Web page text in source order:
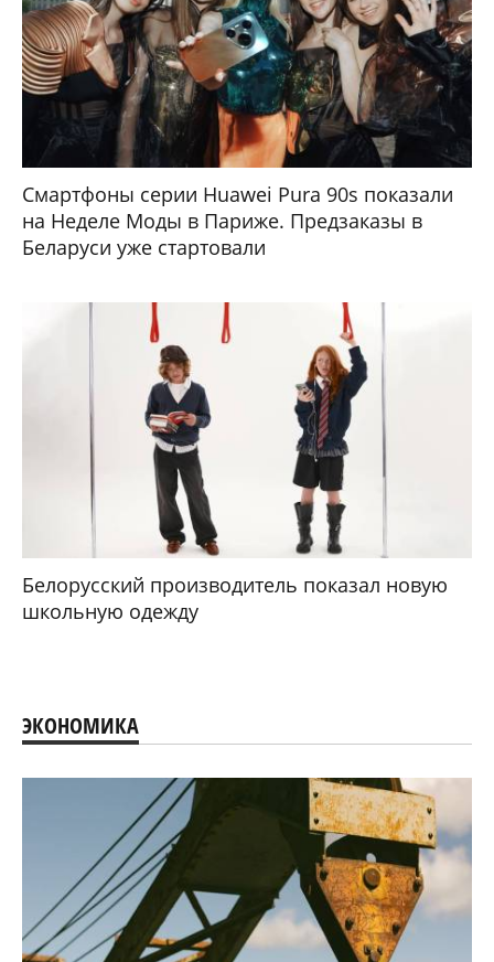
Смартфоны серии Huawei Pura 90s показали
на Неделе Моды в Париже. Предзаказы в
Беларуси уже стартовали
Белорусский производитель показал новую
школьную одежду
ЭКОНОМИКА